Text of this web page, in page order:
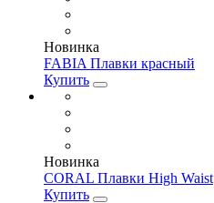
Новинка
FABIA Плавки красный
Купить
Новинка
CORAL Плавки High Waist
Купить